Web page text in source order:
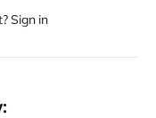
Sign in